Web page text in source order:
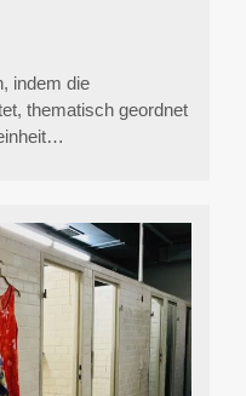
indem die
thematisch geordnet